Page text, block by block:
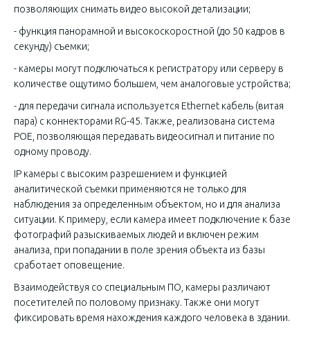
позволяющих снимать видео высокой детализации;
- функция панорамной и высокоскоростной (до 50 кадров в
секунду) съемки;
- камеры могут подключаться к регистратору или серверу в
количестве ощутимо большем, чем аналоговые устройства;
- для передачи сигнала используется Ethernet кабель (витая
пара) с коннекторами RG-45. Также, реализована система
POE, позволяющая передавать видеосигнал и питание по
одному проводу.
IP камеры с высоким разрешением и функцией
аналитической съемки применяются не только для
наблюдения за определенным объектом, но и для анализа
ситуации. К примеру, если камера имеет подключение к базе
фотографий разыскиваемых людей и включен режим
анализа, при попадании в поле зрения объекта из базы
сработает оповещение.
Взаимодействуя со специальным ПО, камеры различают
посетителей по половому признаку. Также они могут
фиксировать время нахождения каждого человека в здании.